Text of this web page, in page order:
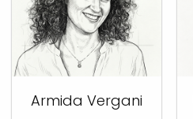
Armida Vergani